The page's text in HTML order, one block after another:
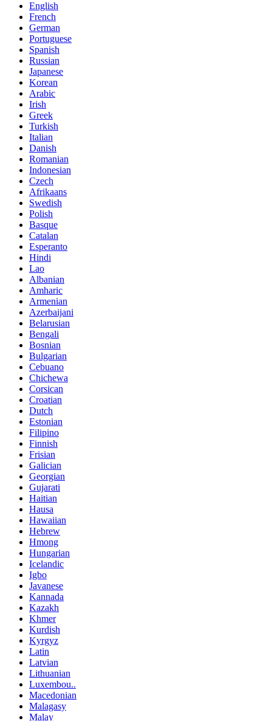
English
French
German
Portuguese
Spanish
Russian
Japanese
Korean
Arabic
Irish
Greek
Turkish
Italian
Danish
Romanian
Indonesian
Czech
Afrikaans
Swedish
Polish
Basque
Catalan
Esperanto
Hindi
Lao
Albanian
Amharic
Armenian
Azerbaijani
Belarusian
Bengali
Bosnian
Bulgarian
Cebuano
Chichewa
Corsican
Croatian
Dutch
Estonian
Filipino
Finnish
Frisian
Galician
Georgian
Gujarati
Haitian
Hausa
Hawaiian
Hebrew
Hmong
Hungarian
Icelandic
Igbo
Javanese
Kannada
Kazakh
Khmer
Kurdish
Kyrgyz
Latin
Latvian
Lithuanian
Luxembou..
Macedonian
Malagasy
Malay